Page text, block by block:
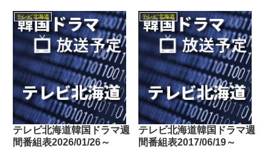
テレビ北海道
テレビ北海道韓国ドラマ週
間番組表2026/01/26～
テレビ北海道
テレビ北海道韓国ドラマ週
間番組表2017/06/19～